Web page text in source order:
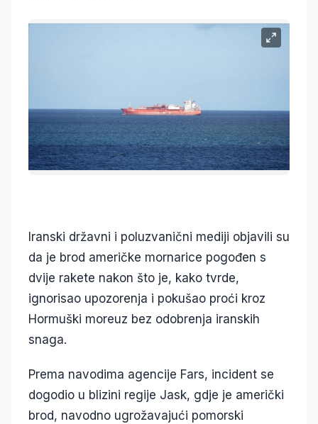
Iranski državni i poluzvanični mediji objavili su
da je brod američke mornarice pogođen s
dvije rakete nakon što je, kako tvrde,
ignorisao upozorenja i pokušao proći kroz
Hormuški moreuz bez odobrenja iranskih
snaga.
Prema navodima agencije Fars, incident se
dogodio u blizini regije Jask, gdje je američki
brod, navodno ugrožavajući pomorski